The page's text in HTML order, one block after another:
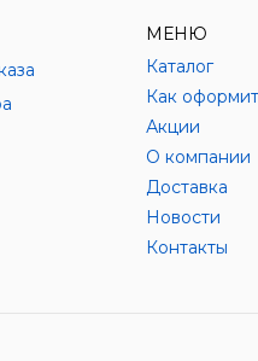
МЕНЮ
Каталог
Как
Акции
О компании
Доставка
Новости
Контакты